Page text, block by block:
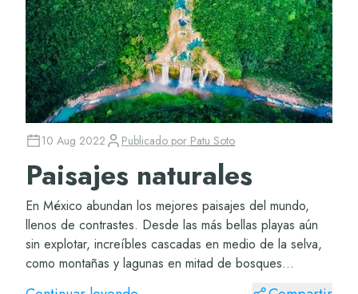
10 Aug 2022 Publicado por Patu Soto
Paisajes naturales
En México abundan los mejores paisajes del mundo,
llenos de contrastes. Desde las más bellas playas aún
sin explotar, increíbles cascadas en medio de la selva,
como montañas y lagunas en mitad de bosques
frondosos. Si estás buscando lugares mágicos p...